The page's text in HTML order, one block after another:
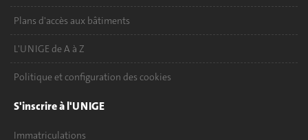
Plans d'accès aux bâtiments
L'UNIGE de A à Z
Politique et configuration des cookies
S'inscrire à l'UNIGE
Immatriculations